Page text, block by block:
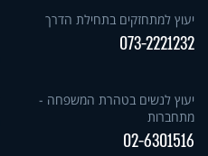
יעוץ למתחזקים בתחילת הדרך
073-2221232
יעוץ לנשים בטהרת המשפחה -
מתחברות
02-6301516